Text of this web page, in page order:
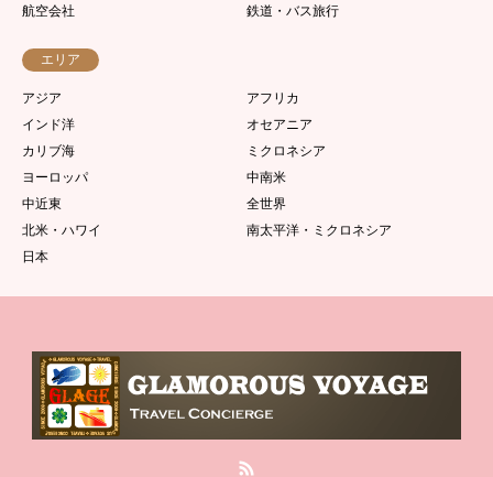
航空会社
鉄道・バス旅行
エリア
アジア
アフリカ
インド洋
オセアニア
カリブ海
ミクロネシア
ヨーロッパ
中南米
中近東
全世界
北米・ハワイ
南太平洋・ミクロネシア
日本